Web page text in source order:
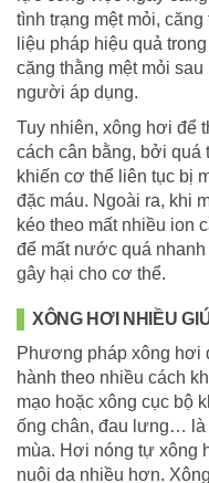
tình trạng mệt mỏi,
liệu pháp hiệu quả
căng thằng mệt mỏi
người áp dụng.
Tuy nhiên, xông hơi để
cách cân bằng, bởi
khiến cơ thể liên tục bị
đặc máu. Ngoài ra, khi
kéo theo mất nhiều ion
để mất nước quá
gây hại cho cơ thể.
XÔNG HƠI NHIỀU
Phương pháp xông hơi
hành theo nhiều cách
mạo hoặc xông cục bộ
ống chân, đau lưng…
mùa. Hơi nóng tự xông
nuôi da nhiều hơn.